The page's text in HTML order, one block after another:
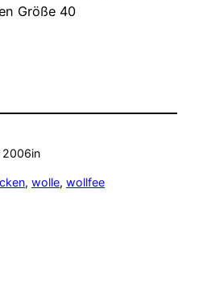
Größe 40
2006in
, wolle, wollfee